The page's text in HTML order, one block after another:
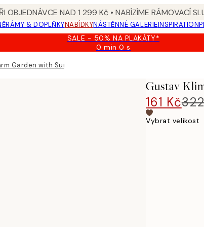
OBJEDNÁVCE NAD 1 299 Kč • NABÍZÍME RÁMOVACÍ
RÁMY & DOPLŇKYNABÍDKYNÁSTĚNNÉ GALERIEINSPIRATION
SALE - 50% NA PLAKÁTY*
0 min0 s
Platné
Garden with Sunflowers Plakát
Gustav
161 Kč
Vybrat velikost